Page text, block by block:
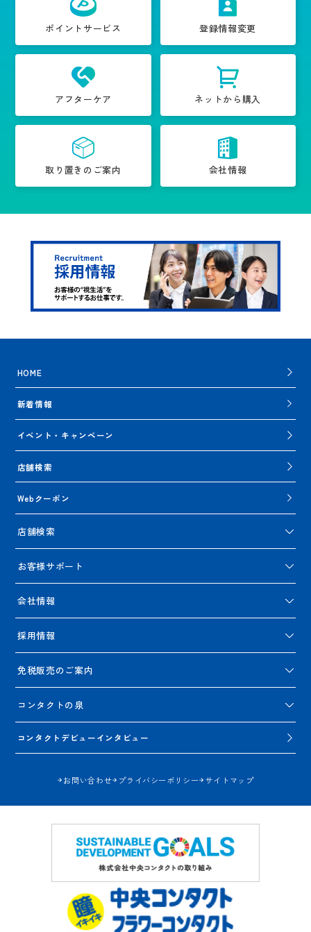
ポイントサービス 登録情報変更
アフターケア ネットから購入
取り置きのご案内 会社情報
HOME
新着情報
イベント・キャンペーン
店舗検索
Webクーポン
店舗検索
お客様サポート
会社情報
採用情報
免税販売のご案内
コンタクトの泉
コンタクトデビューインタビュー
お問い合わせ プライバシーポリシー サイトマップ